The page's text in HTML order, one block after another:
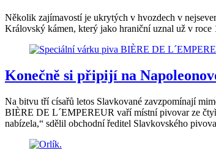
Několik zajímavostí je ukrytých v hvozdech v
Královský kámen, který jako hraniční uznal už v
Konečně si připijí na
Na bitvu tří císařů letos Slavkované zavzpomínají
BIÈRE DE L´EMPEREUR vaří místní pivovar ze
nabízela,“ sdělil obchodní ředitel Slavkovského